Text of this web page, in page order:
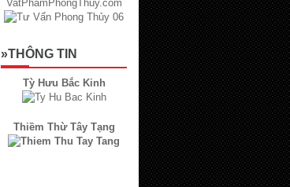
»THÔNG TIN
Tỳ Hưu Bắc Kinh
Thiềm Thừ Tây Tạng